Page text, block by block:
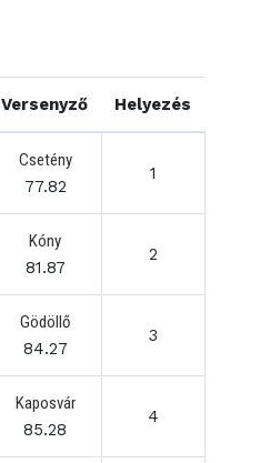
Versenyző Helyezés
Csetény
77.82
1
Kóny
81.87
2
Gödöllő
84.27
3
Kaposvár
85.28
4